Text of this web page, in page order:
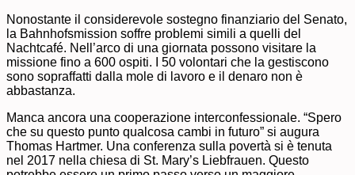
Nonostante il considerevole sostegno finanziario del Senato,
la Bahnhofsmission soffre problemi simili a quelli del
Nachtcafé. Nell’arco di una giornata possono visitare la
missione fino a 600 ospiti. I 50 volontari che la gestiscono
sono sopraffatti dalla mole di lavoro e il denaro non è
abbastanza.
Manca ancora una cooperazione interconfessionale. “Spero
che su questo punto qualcosa cambi in futuro” si augura
Thomas Hartmer. Una conferenza sulla povertà si è tenuta
nel 2017 nella chiesa di St. Mary’s Liebfrauen. Questo